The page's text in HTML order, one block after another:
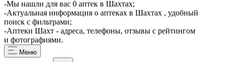
-Мы нашли для вас 0 аптек в Шахтах;
-Актуальная информация о аптеках в Шахтах , удобный
поиск с фильтрами;
-Аптеки Шахт - адреса, телефоны, отзывы с рейтингом
и фотографиями.
Меню